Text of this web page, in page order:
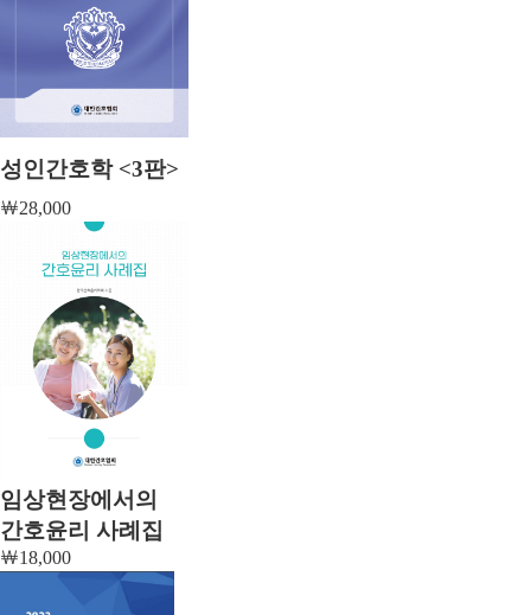
성인간호학 <3판>
￦28,000
임상현장에서의
간호윤리 사례집
￦18,000